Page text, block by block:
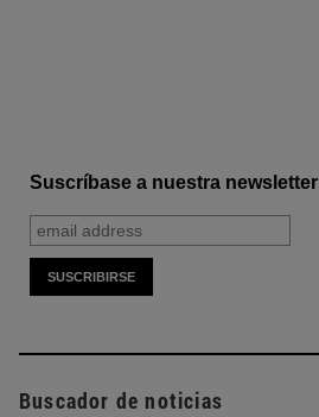
Suscríbase a nuestra newsletter
Buscador de noticias